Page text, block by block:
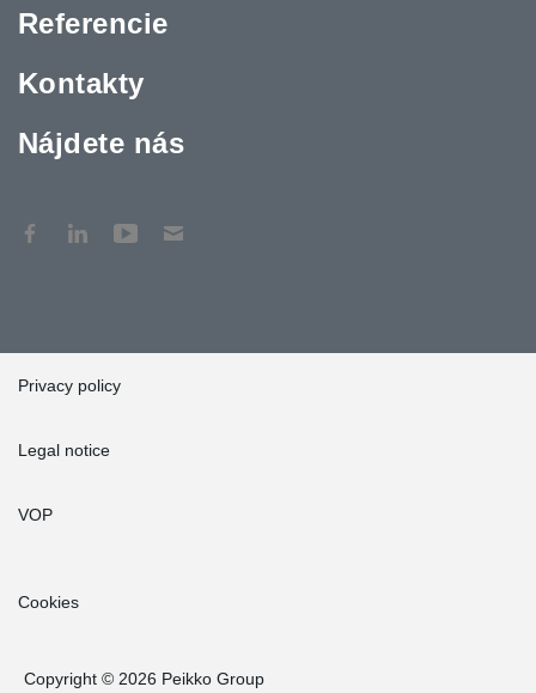
Referencie
Kontakty
Nájdete nás
Privacy policy
Legal notice
VOP
Cookies
Copyright © 2026 Peikko Group